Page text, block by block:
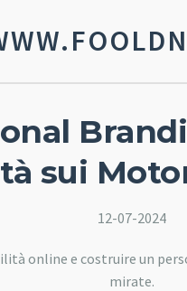
sui
12-07-2024
online e costruire un
mirate.